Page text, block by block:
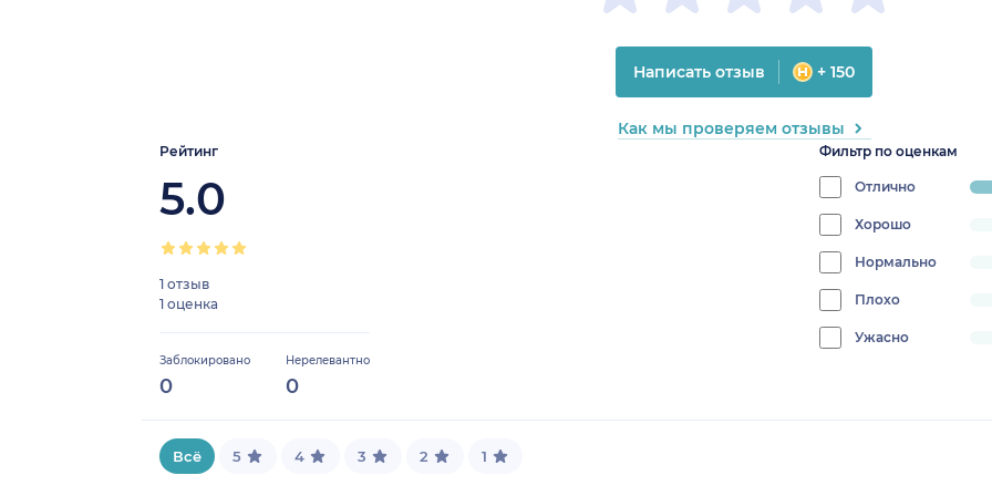
Рейтинг
5.0
1 отзыв
1 оценка
Заблокировано
0
Нерелевантно
0
Фильтр по оценкам
Отлично
Хорошо
Нормально
Плохо
Ужасно
Написать отзыв + 150
Как мы проверяем отзывы
Всё 5 4 3 2 1